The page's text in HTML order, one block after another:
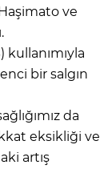
ve
kullanımıyla
bir salgın
da
eksikliği ve
artış